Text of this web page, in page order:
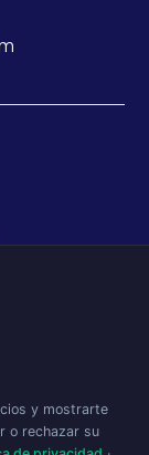
y mostrarte
o rechazar su